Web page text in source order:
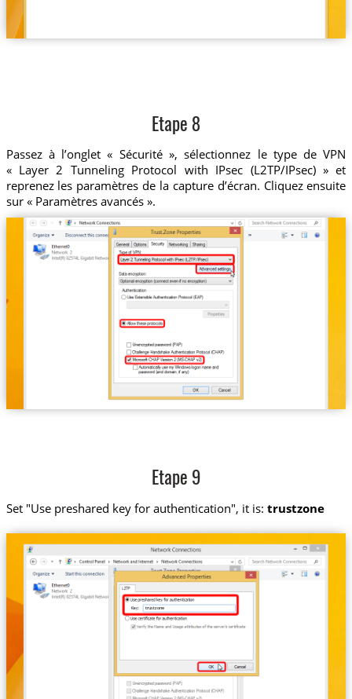
Etape 8
Passez à l’onglet « Sécurité », sélectionnez le type de VPN
« Layer 2 Tunneling Protocol with IPsec (L2TP/IPsec) » et
reprenez les paramètres de la capture d’écran. Cliquez ensuite
sur « Paramètres avancés ».
Etape 9
Set "Use preshared key for authentication", it is: trustzone
trustzone